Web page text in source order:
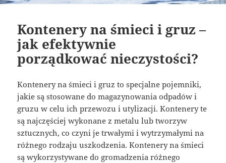
Kontenery na śmieci i gruz –
jak efektywnie
porządkować nieczystości?
Kontenery na śmieci i gruz to specjalne pojemniki,
jakie są stosowane do magazynowania odpadów i
gruzu w celu ich przewozu i utylizacji. Kontenery te
są najczęściej wykonane z metalu lub tworzyw
sztucznych, co czyni je trwałymi i wytrzymałymi na
różnego rodzaju uszkodzenia. Kontenery na śmieci
są wykorzystywane do gromadzenia różnego